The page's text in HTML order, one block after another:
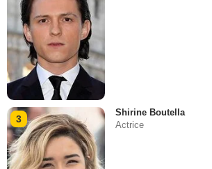
3
Shirine Boutella
Actrice